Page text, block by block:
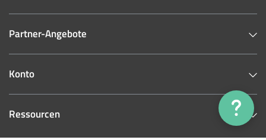
Partner-Angebote
Konto
Ressourcen